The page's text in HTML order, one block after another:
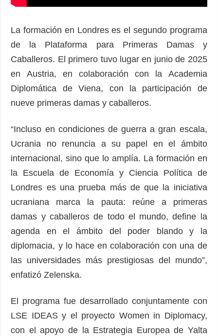
La formación en Londres es el segundo programa
de la Plataforma para Primeras Damas y
Caballeros. El primero tuvo lugar en junio de 2025
en Austria, en colaboración con la Academia
Diplomática de Viena, con la participación de
nueve primeras damas y caballeros.
“Incluso en condiciones de guerra a gran escala,
Ucrania no renuncia a su papel en el ámbito
internacional, sino que lo amplía. La formación en
la Escuela de Economía y Ciencia Política de
Londres es una prueba más de que la iniciativa
ucraniana marca la pauta: reúne a primeras
damas y caballeros de todo el mundo, define la
agenda en el ámbito del poder blando y la
diplomacia, y lo hace en colaboración con una de
las universidades más prestigiosas del mundo”,
enfatizó Zelenska.
El programa fue desarrollado conjuntamente con
LSE IDEAS y el proyecto Women in Diplomacy,
con el apoyo de la Estrategia Europea de Yalta